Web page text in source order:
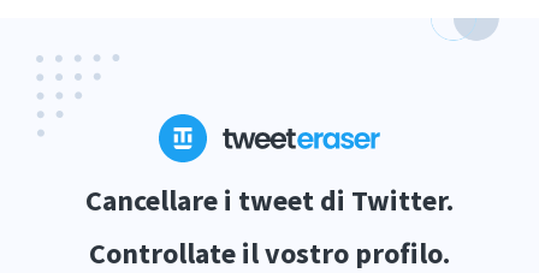
Cancellare i tweet di Twitter.
Controllate il vostro profilo.